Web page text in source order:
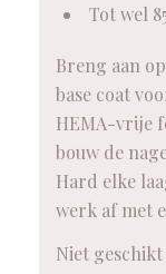
Tot wel
Breng aan
base coat
HEMA-vrije
bouw de
Hard elke
werk af met
Niet